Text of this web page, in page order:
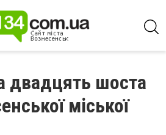
двадцять шоста
міської